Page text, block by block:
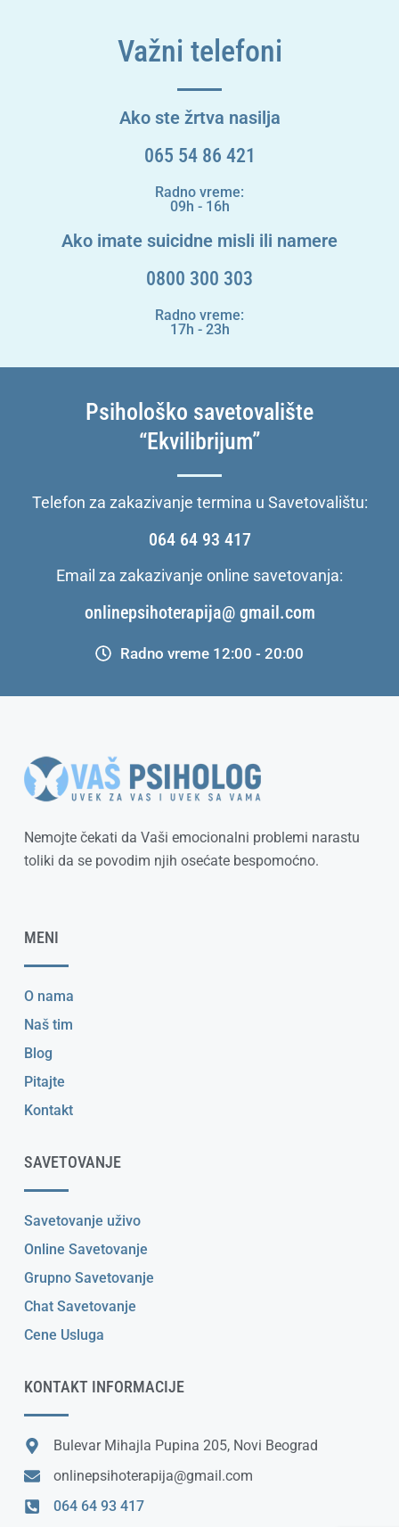
Važni telefoni
Ako ste žrtva nasilja
065 54 86 421
Radno vreme:
09h - 16h
Ako imate suicidne misli ili namere
0800 300 303
Radno vreme:
17h - 23h
Psihološko savetovalište
“Ekvilibrijum”
Telefon za zakazivanje termina u Savetovalištu:
064 64 93 417
Email za zakazivanje online savetovanja:
onlinepsihoterapija@ gmail.com
Radno vreme 12:00 - 20:00
Nemojte čekati da Vaši emocionalni problemi narastu
toliki da se povodim njih osećate bespomoćno.
MENI
O nama
Naš tim
Blog
Pitajte
Kontakt
SAVETOVANJE
Savetovanje uživo
Online Savetovanje
Grupno Savetovanje
Chat Savetovanje
Cene Usluga
KONTAKT INFORMACIJE
Bulevar Mihajla Pupina 205, Novi Beograd
onlinepsihoterapija@gmail.com
064 64 93 417